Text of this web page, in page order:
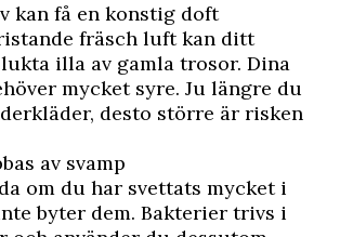
kan få en konstig doft
fräsch luft kan ditt
illa av gamla trosor. Dina
mycket syre. Ju längre du
desto större är risken
av svamp
om du har svettats mycket i
byter dem. Bakterier trivs i